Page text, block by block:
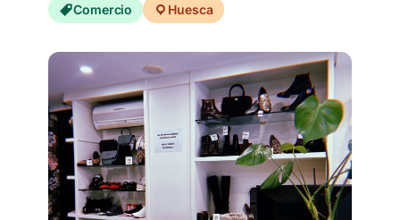
Comercio Huesca